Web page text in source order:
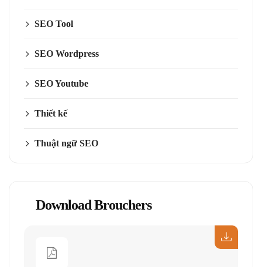
SEO Tool
SEO Wordpress
SEO Youtube
Thiết kế
Thuật ngữ SEO
Download Brouchers